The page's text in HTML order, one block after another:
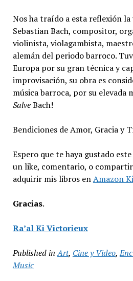
Nos ha traído a esta reflexión la
Sebastian Bach, compositor,
violinista, violagambista,
alemán del periodo barroco.
Europa por su gran técnica y
improvisación, su obra es
música barroca, por su elevada
SalveBach!
Bendiciones de Amor, Gracia y
Espero que te haya gustado
un like, comentario, o
adquirir mis libros enAmazon
Gracias.
Ra’al Ki Victorieux
Published in Art, Cine y Video,
Music